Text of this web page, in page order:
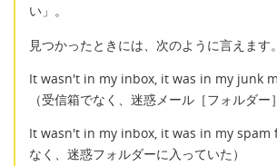
い」。
見つかったときには、次のように言えます。
It wasn't in my inbox, it was in my junk
（受信箱でなく、迷惑メール［フォルダー
It wasn't in my inbox, it was in my spam
なく、迷惑フォルダーに入っていた）